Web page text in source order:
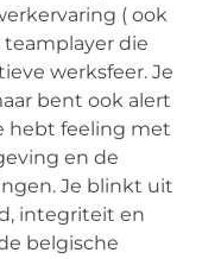
( ook
teamplayer die
werksfeer. Je
bent ook alert
hebt feeling met
en de
Je blinkt uit
integriteit en
belgische